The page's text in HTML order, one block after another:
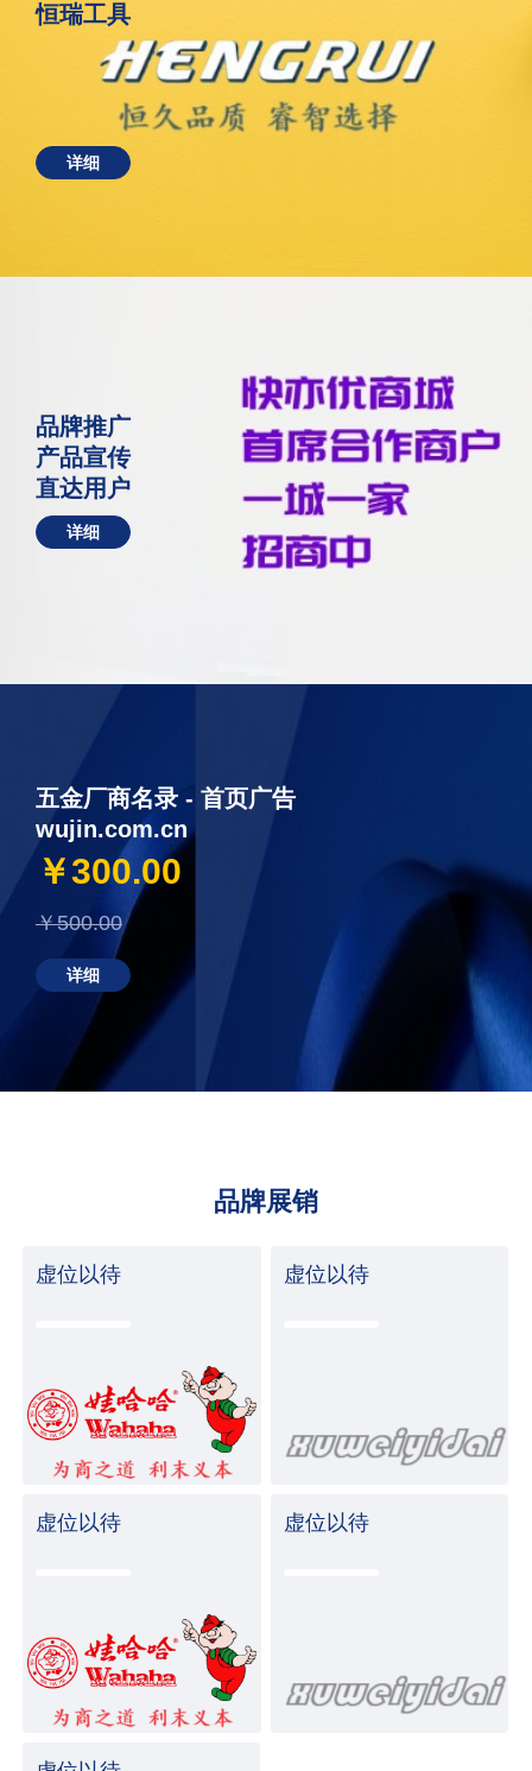
恒瑞工具
详细
品牌推广
产品宣传
直达用户
详细
五金厂商名录 - 首页广告
wujin.com.cn
￥300.00
￥500.00
详细
品牌展销
虚位以待 虚位以待
虚位以待 虚位以待